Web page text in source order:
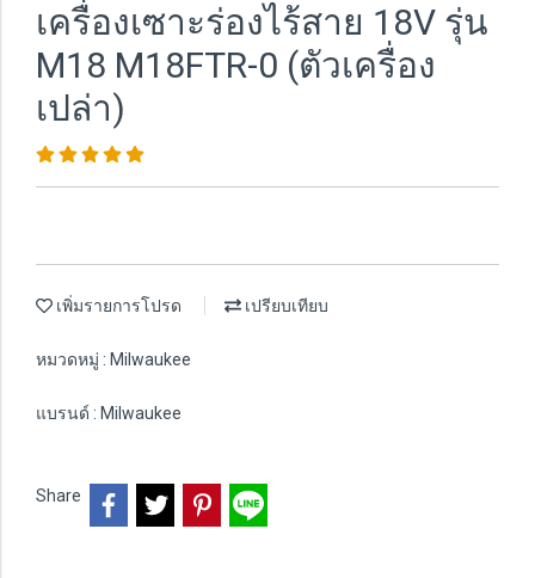
เครื่องเซาะร่องไร้สาย 18V รุ่น
M18 M18FTR-0 (ตัวเครื่อง
เปล่า)
เพิ่มรายการโปรด เปรียบเทียบ
หมวดหมู่ : Milwaukee
แบรนด์ : Milwaukee
Share